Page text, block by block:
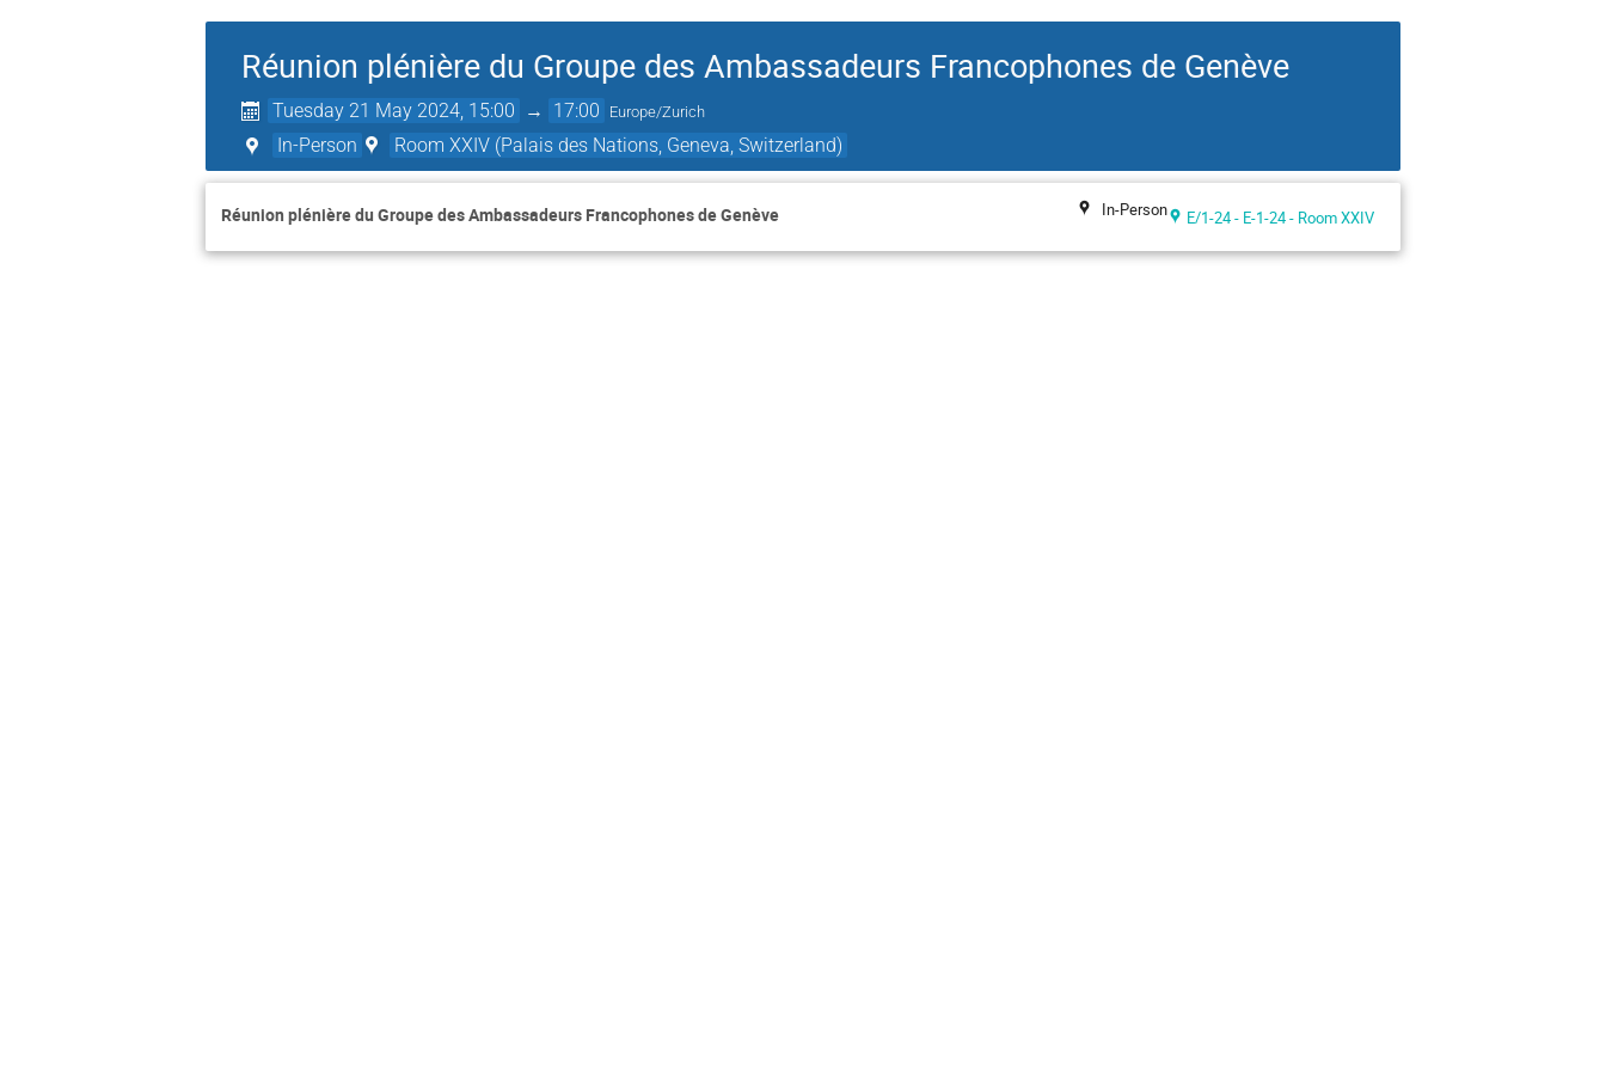
Réunion plénière du Groupe des Ambassadeurs Francophones de Genève
Tuesday 21 May 2024, 15:00 → 17:00 Europe/Zurich
In-Person Room XXIV (Palais des Nations, Geneva, Switzerland)
Réunion plénière du Groupe des Ambassadeurs Francophones de Genève In-Person E/1-24 - E-1-24 - Room XXIV